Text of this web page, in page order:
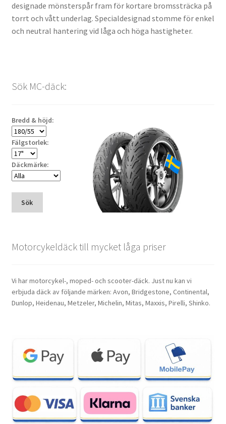
designade mönsterspår fram för kortare bromssträcka på
torrt och vått underlag. Specialdesignad stomme för enkel
och neutral hantering vid låga och höga hastigheter.
Sök MC-däck:
Bredd & höjd:
Fälgstorlek:
Däckmärke:
Sök
Motorcykeldäck till mycket låga priser
Vi har motorcykel-, moped- och scooter-däck. Just nu kan vi
erbjuda däck av följande märken: Avon, Bridgestone, Continental,
Dunlop, Heidenau, Metzeler, Michelin, Mitas, Maxxis, Pirelli, Shinko.